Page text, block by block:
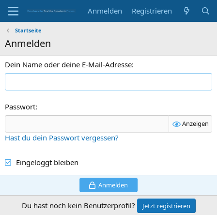
Anmelden Registrieren
Startseite
Anmelden
Dein Name oder deine E-Mail-Adresse
Passwort
Anzeigen
Hast du dein Passwort vergessen?
Eingeloggt bleiben
Anmelden
Du hast noch kein Benutzerprofil? Jetzt registrieren